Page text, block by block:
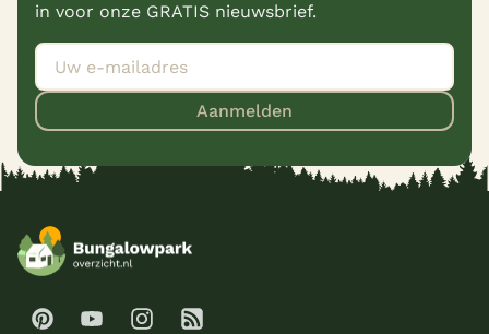
in voor onze GRATIS nieuwsbrief.
Aanmelden